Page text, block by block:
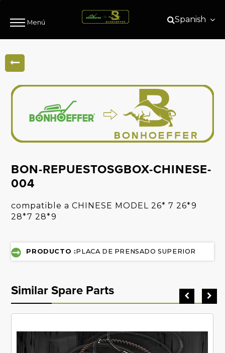
Menú Spanish
BON-REPUESTOSGBOX-CHINESE-
004
compatible a CHINESE MODEL 26* 7 26*9
28*7 28*9
PRODUCTO :PLACA DE PRENSADO SUPERIOR
Similar Spare Parts